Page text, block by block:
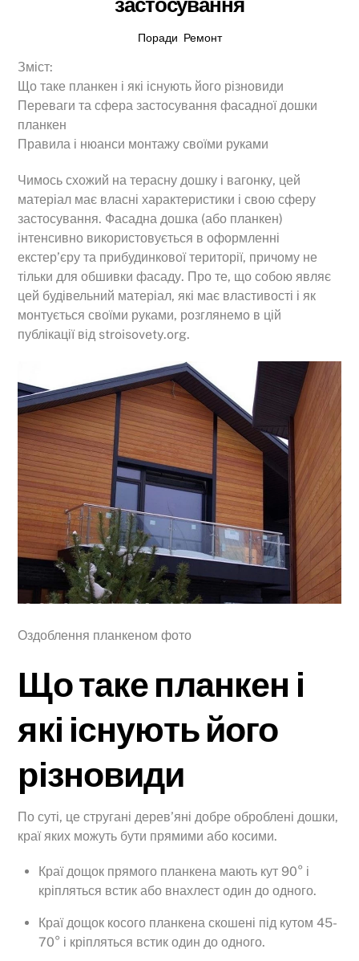
Поради Ремонт
Зміст:
Що таке планкен і які існують його різновиди
Переваги та сфера застосування фасадної дошки
планкен
Правила і нюанси монтажу своїми руками
Чимось схожий на терасну дошку і вагонку, цей
матеріал має власні характеристики і свою сферу
застосування. Фасадна дошка (або планкен)
інтенсивно використовується в оформленні
екстер’єру та прибудинкової території, причому не
тільки для обшивки фасаду. Про те, що собою являє
цей будівельний матеріал, які має властивості і як
монтується своїми руками, розглянемо в цій
публікації від stroisovety.org.
Оздоблення планкеном фото
Що таке планкен і
які існують його
різновиди
По суті, це стругані дерев’яні добре оброблені дошки,
краї яких можуть бути прямими або косими.
Краї дощок прямого планкена мають кут 90° і
кріпляться встик або внахлест один до одного.
Краї дощок косого планкена скошені під кутом 45-
70° і кріпляться встик один до одного.